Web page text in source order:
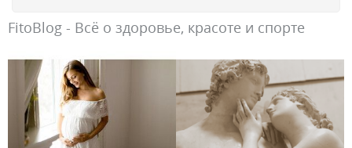
FitoBlog - Всё о здоровье, красоте и спорте